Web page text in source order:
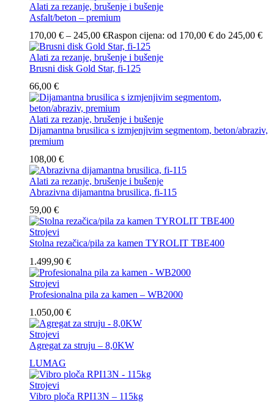
Alati za rezanje, brušenje i bušenje
Asfalt/beton – premium
170,00 € – 245,00 €Raspon cijena: od 170,00 € do 245,00 €
Alati za rezanje, brušenje i bušenje
Brusni disk Gold Star, fi-125
66,00 €
Alati za rezanje, brušenje i bušenje
Dijamantna brusilica s izmjenjivim segmentom, beton/abraziv,
premium
108,00 €
Alati za rezanje, brušenje i bušenje
Abrazivna dijamantna brusilica, fi-115
59,00 €
Strojevi
Stolna rezačica/pila za kamen TYROLIT TBE400
1.499,90 €
Strojevi
Profesionalna pila za kamen – WB2000
1.050,00 €
Strojevi
Agregat za struju – 8,0KW
LUMAG
Strojevi
Vibro ploča RPI13N – 115kg